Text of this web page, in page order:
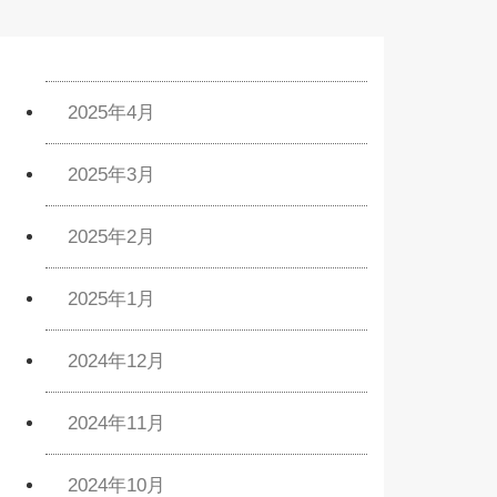
2025年4月
2025年3月
2025年2月
2025年1月
2024年12月
2024年11月
2024年10月